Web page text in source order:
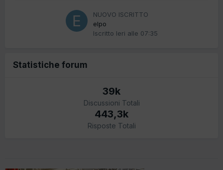
NUOVO ISCRITTO
elpo
Iscritto Ieri alle 07:35
Statistiche forum
39k
Discussioni Totali
443,3k
Risposte Totali